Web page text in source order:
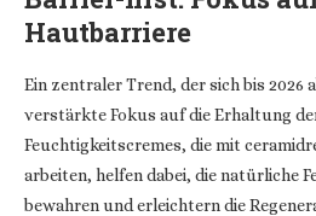
Hautbarriere
Ein zentraler Trend, der sich bis 2026
verstärkte Fokus auf die Erhaltung
Feuchtigkeitscremes, die mit
arbeiten, helfen dabei, die natürliche
bewahren und erleichtern die